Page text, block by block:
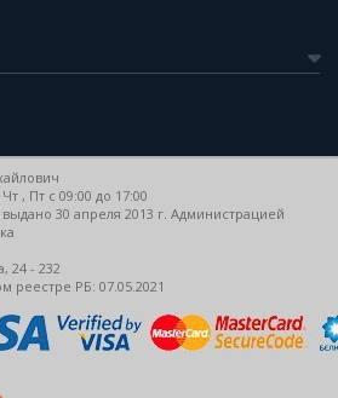
, Пт c 09:00 до 17:00
30 апреля 2013 г. Администрацией
24 - 232
реестре РБ: 07.05.2021